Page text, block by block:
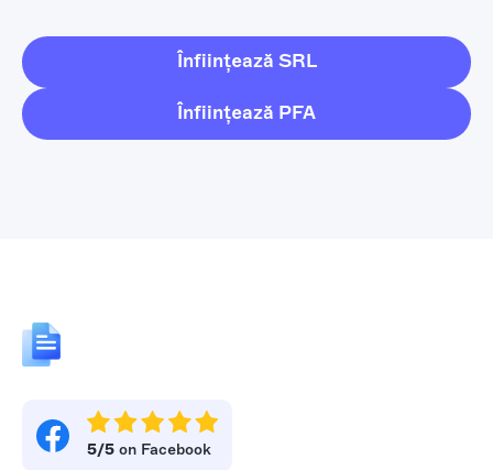
Înființează SRL
Înființează PFA
5/5 on Facebook